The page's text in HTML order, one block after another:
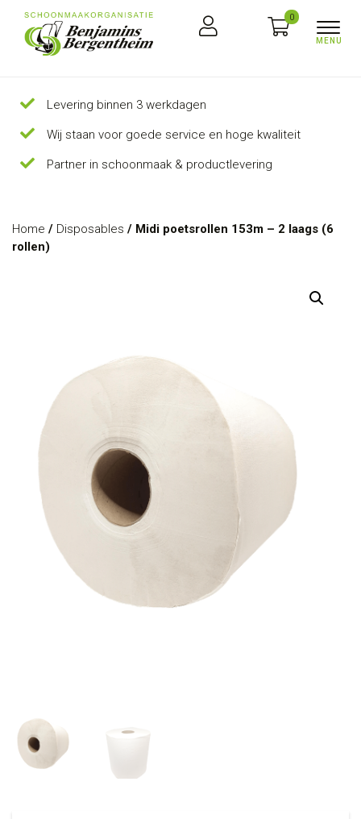
0
Levering binnen 3 werkdagen
Wij staan voor goede service en hoge kwaliteit
Partner in schoonmaak & productlevering
Home / Disposables / Midi poetsrollen 153m – 2 laags (6
rollen)